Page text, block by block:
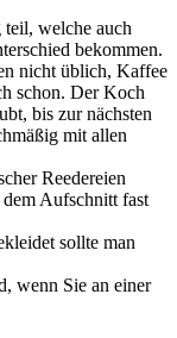
teil, welche auch
bekommen.
nicht üblich, Kaffee
schon. Der Koch
bis zur nächsten
mit allen
Reedereien
Aufschnitt fast
sollte man
wenn Sie an einer